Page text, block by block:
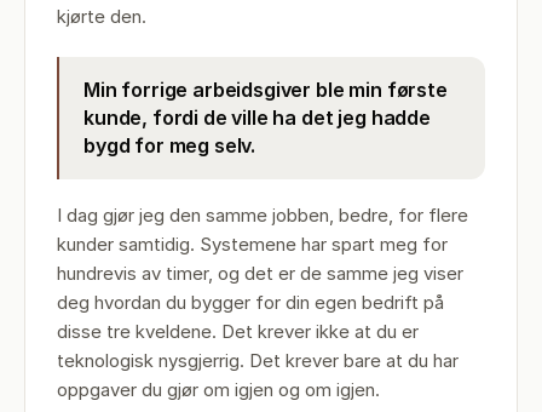
kjørte den.
Min forrige arbeidsgiver ble min første
kunde, fordi de ville ha det jeg hadde
bygd for meg selv.
I dag gjør jeg den samme jobben, bedre, for flere
kunder samtidig. Systemene har spart meg for
hundrevis av timer, og det er de samme jeg viser
deg hvordan du bygger for din egen bedrift på
disse tre kveldene. Det krever ikke at du er
teknologisk nysgjerrig. Det krever bare at du har
oppgaver du gjør om igjen og om igjen.